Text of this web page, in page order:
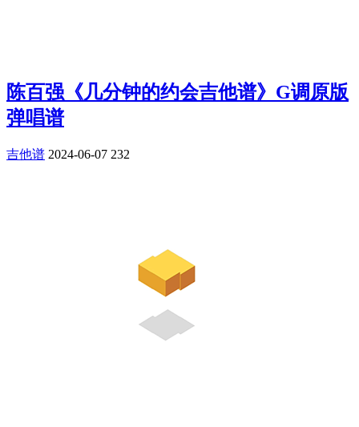
陈百强《几分钟的约会吉他谱》G调原版
弹唱谱
吉他谱 2024-06-07 232